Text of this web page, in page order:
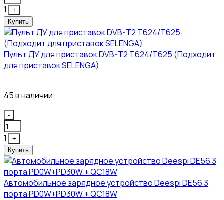
1
+
Купить
Пульт ДУ для приставок DVB-T2 T624/T625 (Подходит
для приставок SELENGA)
45 в наличии
Quantity
-
1
+
Купить
Автомобильное зарядное устройство Deespi DE56 3
порта PD0W+PD30W + QC18W